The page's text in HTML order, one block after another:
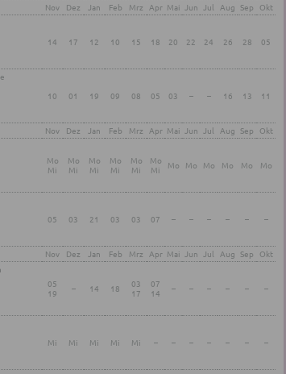
Nov Dez Jan Feb Mrz Apr Mai Jun Jul Aug Sep Okt
14 17 12 10 15 18 20 22 24 26 28 05
10 01 19 09 08 05 03 – – 16 13 11
Nov Dez Jan Feb Mrz Apr Mai Jun Jul Aug Sep Okt
Mo
Mi
Mo
Mi
Mo
Mi
Mo
Mi
Mo
Mi
Mo
Mi
Mo Mo Mo Mo Mo Mo
05 03 21 03 03 07 – – – – – –
Nov Dez Jan Feb Mrz Apr Mai Jun Jul Aug Sep Okt
05
19
– 14 18
03
17
07
14
– – – – – –
Mi Mi Mi Mi Mi – – – – – – –